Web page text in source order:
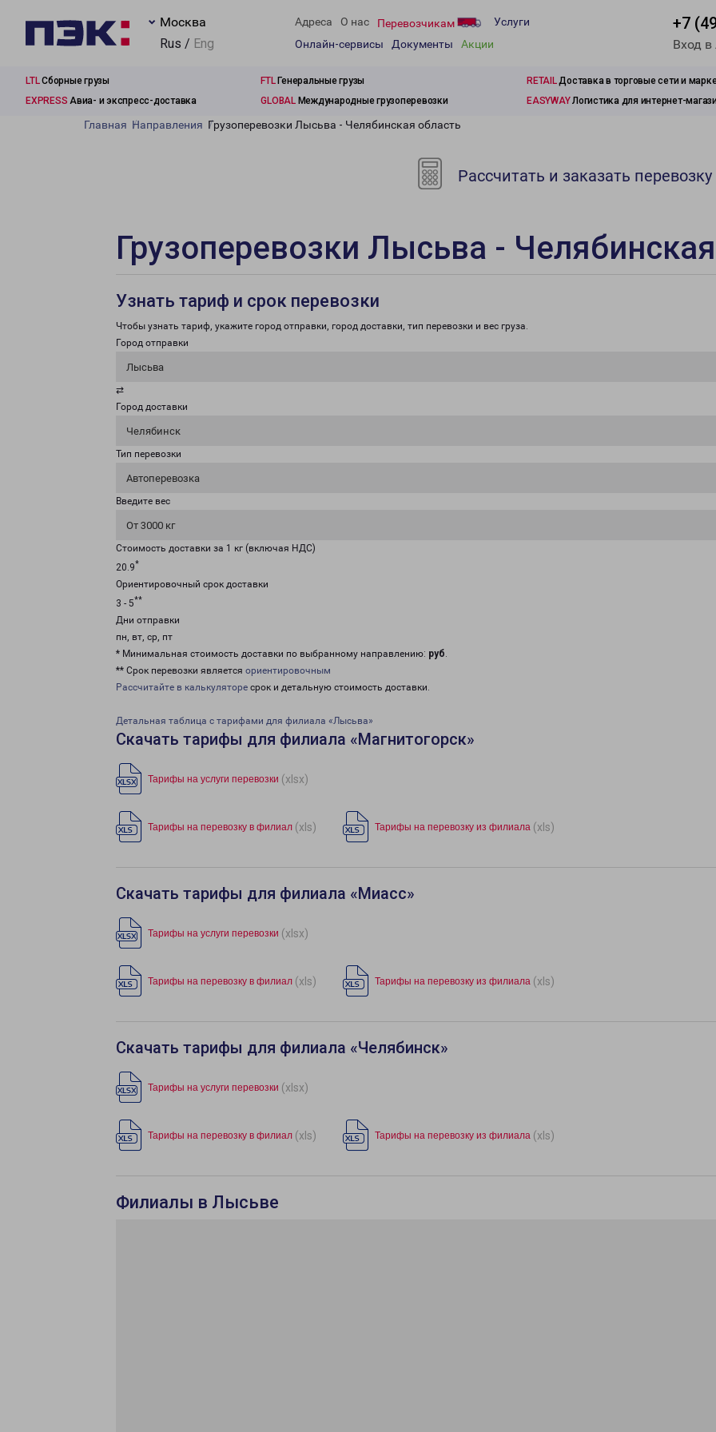
Москва
Rus / Eng
Адреса О нас Перевозчикам
Услуги
Онлайн-сервисы
Документы Акции
+7
Вход
LTLСборные грузы FTLГенеральные грузы RETAILДоставка в торговые сети и
EXPRESS Авиа- и экспресс-доставка GLOBALМеждународные грузоперевозки EASYWAYЛогистика для интернет-
Главная Направления Грузоперевозки Лысьва - Челябинская область
Рассчитать и заказать перевозку
Грузоперевозки Лысьва -
Узнать тариф и срок перевозки
Чтобы узнать тариф, укажите город отправки, город доставки, тип перевозки и вес груза.
Город отправки
Лысьва
⇄
Город доставки
Челябинск
Тип перевозки
Автоперевозка
Введите вес
От 3000 кг
Стоимость доставки за 1 кг (включая НДС)
20.9*
Ориентировочный срок доставки
3 - 5**
Дни отправки
пн, вт, ср, пт
* Минимальная стоимость доставки по выбранному направлению: руб.
** Срок перевозки является ориентировочным
Рассчитайте в калькуляторе срок и детальную стоимость доставки.
Детальная таблица с тарифами для филиала «Лысьва»
Скачать тарифы для филиала «Магнитогорск»
Тарифы на услуги перевозки (xlsx)
Тарифы на перевозку в филиал (xls) Тарифы на перевозку из филиала (xls)
Скачать тарифы для филиала «Миасс»
Тарифы на услуги перевозки (xlsx)
Тарифы на перевозку в филиал (xls) Тарифы на перевозку из филиала (xls)
Скачать тарифы для филиала «Челябинск»
Тарифы на услуги перевозки (xlsx)
Тарифы на перевозку в филиал (xls) Тарифы на перевозку из филиала (xls)
Филиалы в Лысьве